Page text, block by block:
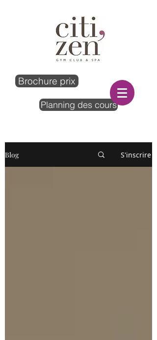
Brochure prix
Planning des cours
Blog S'inscrire